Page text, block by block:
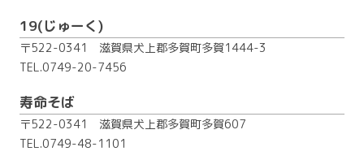
19(じゅーく)
〒522-0341 滋賀県犬上郡多賀町多賀1444-3
TEL.0749-20-7456
寿命そば
〒522-0341 滋賀県犬上郡多賀町多賀607
TEL.0749-48-1101